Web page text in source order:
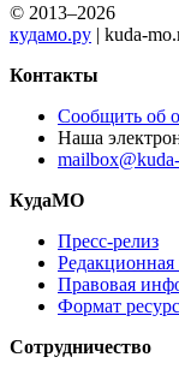
© 2013–2026
кудамо.ру | kuda-
Контакты
Сообщить об
Наша
КудаМО
Пресс-релиз
Редакционная
Правовая
Формат
Сотрудничество